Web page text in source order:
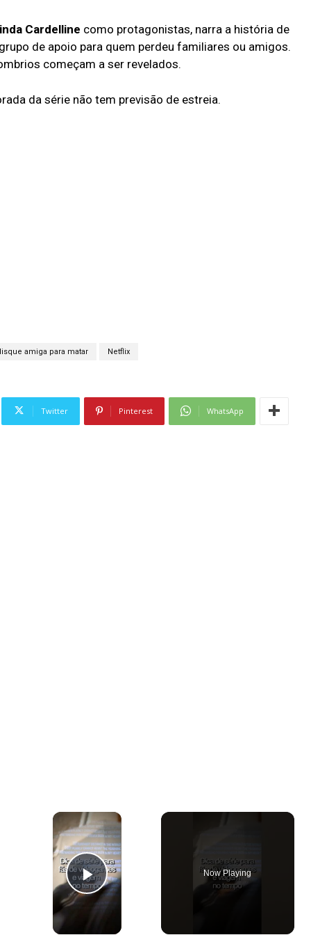
Cardelline como protagonistas, narra a história de
de apoio para quem perdeu familiares ou amigos.
começam a ser revelados.
da série não tem previsão de estreia.
amiga para matar Netflix
Twitter Pinterest WhatsApp
×
Play Video
Now Playing